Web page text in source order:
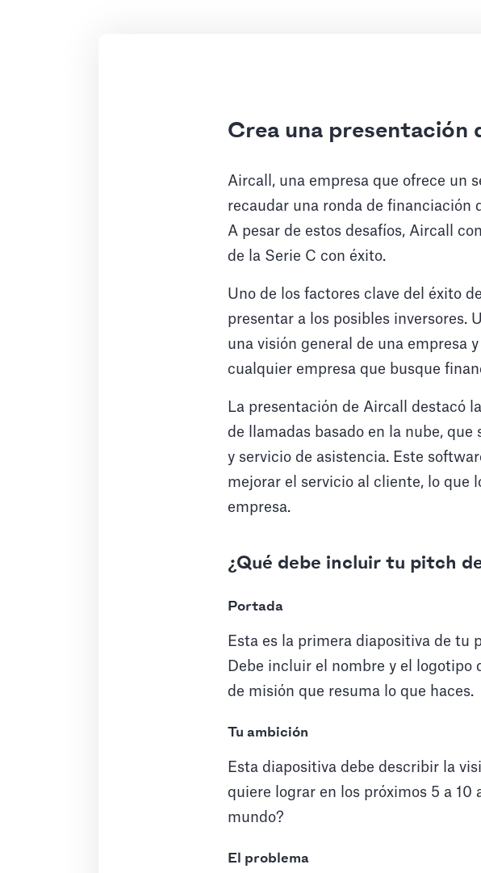
Crea una presentación
Aircall, una empresa que ofrece un
recaudar una ronda de financiación
A pesar de estos desafíos, Aircall
de la Serie C con éxito.
Uno de los factores clave del éxito
presentar a los posibles inversores.
una visión general de una empresa
cualquier empresa que busque
La presentación de Aircall destacó
de llamadas basado en la nube,
y servicio de asistencia. Este
mejorar el servicio al cliente, lo que
empresa.
¿Qué debe incluir tu pitch
Portada
Esta es la primera diapositiva de tu
Debe incluir el nombre y el logotipo
de misión que resuma lo que haces.
Tu ambición
Esta diapositiva debe describir la
quiere lograr en los próximos 5 a 10
mundo?
El problema